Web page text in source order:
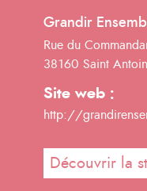
Grandir
Rue du
38160 Saint
Site web :
http://
Découvrir la